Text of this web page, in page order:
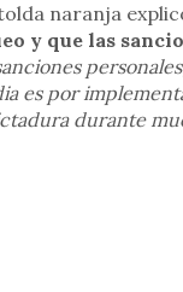
naranja
y que las
es por
durante